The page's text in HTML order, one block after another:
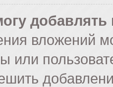
вложений
или